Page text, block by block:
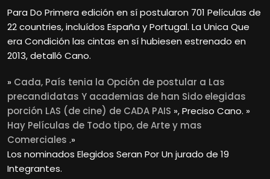
Para Do Primera edición en sí postularon 701 Películas de
22 countries, incluídos España y Portugal. La Unica Que
era Condición las cintas en sí hubiesen estrenado en
2013, detalló Cano.
» Cada, País tenia la Opción de postular a Las
precandidatas Y academias de han Sido elegidas
porción LAS (de cine) de CADA PAIS », Preciso Cano. »
Hay Películas de Todo tipo, de Arte y mas
Comerciales .»
Los nominados Elegidos Seran Por Un jurado de 19
Integrantes.